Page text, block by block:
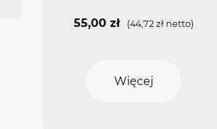
55,00 zł (44,72 złnetto)
Więcej